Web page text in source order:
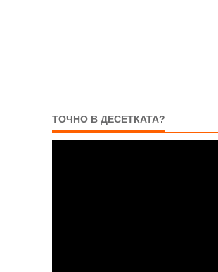
ТОЧНО В ДЕСЕТКАТА?